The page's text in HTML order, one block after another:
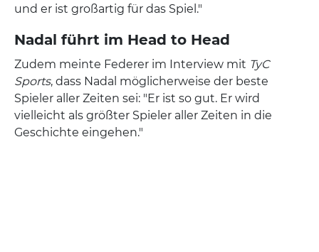
und er ist großartig für das Spiel."
Nadal führt im Head to Head
Zudem meinte Federer im Interview mit TyC
Sports, dass Nadal möglicherweise der beste
Spieler aller Zeiten sei: "Er ist so gut. Er wird
vielleicht als größter Spieler aller Zeiten in die
Geschichte eingehen."